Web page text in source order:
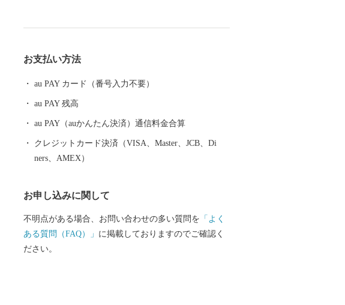
花が咲き誇り、紫の絨毯を敷き詰めたかのような光景
地の金山城など多くの城が築かれました。 また、安土
桃山時代から江戸時代のはじめの窯跡がいくつもあ
の志野茶わん「卯花墻」がつくられ、人間国宝・荒川
豊蔵が作陶を行った久々利大萱は“美濃桃山陶の聖
地”と呼ばれています。 素晴らしい自然、歴史、文化
す。 申し込み後の内容変更・寄附金受領証明書・ワン
ストップ特例申請書 ■お問い合わせ先 可児市ふるさ
と納税サポート室 (営業時間：９時～１８時 ※
お支払い方法
au PAY カード（番号入力不要）
au PAY 残高
au PAY（auかんたん決済）通信料金合算
クレジットカード決済（VISA、Master、JCB、Di
ners、AMEX）
お申し込みに関して
不明点がある場合、お問い合わせの多い質問を 「よく
ある質問（FAQ）」 に掲載しておりますのでご確認く
ださい。